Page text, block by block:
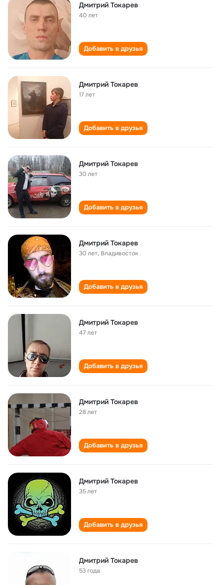
Дмитрий Токарев
40 лет
Добавить в друзья
Дмитрий Токарев
17 лет
Добавить в друзья
Дмитрий Токарев
30 лет
Добавить в друзья
Дмитрий Токарев
30 лет, Владивосток
Добавить в друзья
Дмитрий Токарев
47 лет
Добавить в друзья
Дмитрий Токарев
28 лет
Добавить в друзья
Дмитрий Токарев
35 лет
Добавить в друзья
Дмитрий Токарев
53 года